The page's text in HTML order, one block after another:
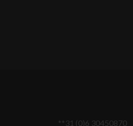
**31 (0)6 30450870